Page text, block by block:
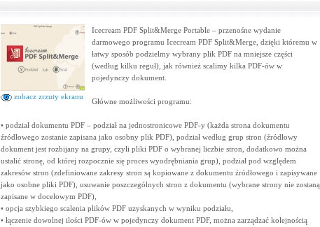
zobacz zrzuty ekranu
Icecream PDF Split&Merge Portable – przenośne wydanie
darmowego programu Icecream PDF Split&Merge, dzięki któremu w
łatwy sposób podzielmy wybrany plik PDF na mniejsze części
(według kilku reguł), jak również scalimy kilka PDF-ów w
pojedynczy dokument.
Główne możliwości programu:
• podział dokumentu PDF – podział na jednostronicowe PDF-y (każda strona dokumentu
źródłowego zostanie zapisana jako osobny plik PDF), podział według grup stron (źródłowy
dokument jest rozbijany na grupy, czyli pliki PDF o wybranej liczbie stron, dodatkowo można
ustalić stronę, od której rozpocznie się proces wyodrębniania grup), podział pod względem
zakresów stron (zdefiniowane zakresy stron są kopiowane z dokumentu źródłowego i zapisywane
jako osobne pliki PDF), usuwanie poszczególnych stron z dokumentu (wybrane strony nie zostaną
zapisane w docelowym PDF),
• opcja szybkiego scalenia plików PDF uzyskanych w wyniku podziału,
• łączenie dowolnej ilości PDF-ów w pojedynczy dokument PDF, można zarządzać kolejnością